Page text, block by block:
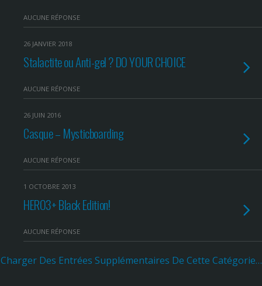
AUCUNE RÉPONSE
26 JANVIER 2018
Stalactite ou Anti-gel ? DO YOUR CHOICE
AUCUNE RÉPONSE
26 JUIN 2016
Casque – Mysticboarding
AUCUNE RÉPONSE
1 OCTOBRE 2013
HERO3+ Black Edition!
AUCUNE RÉPONSE
Charger Des Entrées Supplémentaires De Cette Catégorie…